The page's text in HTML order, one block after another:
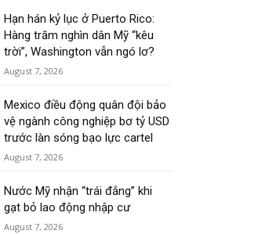
Hạn hán kỷ lục ở Puerto Rico:
Hàng trăm nghìn dân Mỹ “kêu
trời”, Washington vẫn ngó lơ?
August 7, 2026
Mexico điều động quân đội bảo
vệ ngành công nghiệp bơ tỷ USD
trước làn sóng bạo lực cartel
August 7, 2026
Nước Mỹ nhận “trái đắng” khi
gạt bỏ lao động nhập cư
August 7, 2026